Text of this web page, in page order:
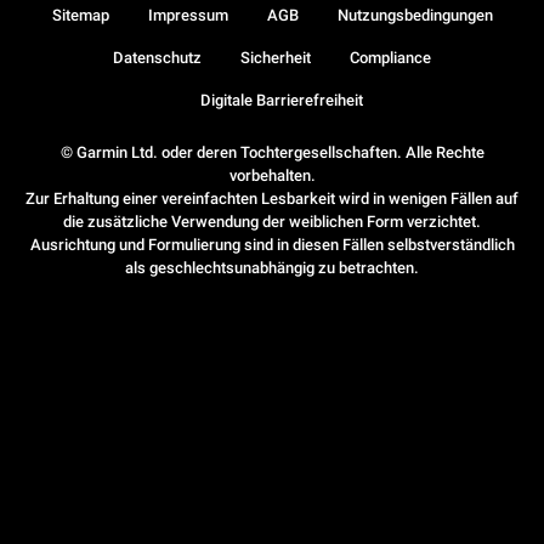
© Garmin Ltd. oder deren Tochtergesellschaften. Alle Rechte
vorbehalten.
Zur Erhaltung einer vereinfachten Lesbarkeit wird in wenigen Fällen auf
die zusätzliche Verwendung der weiblichen Form verzichtet.
Ausrichtung und Formulierung sind in diesen Fällen selbstverständlich
als geschlechtsunabhängig zu betrachten.
Sitemap Impressum AGB Nutzungsbedingungen
Datenschutz Sicherheit Compliance
Digitale Barrierefreiheit